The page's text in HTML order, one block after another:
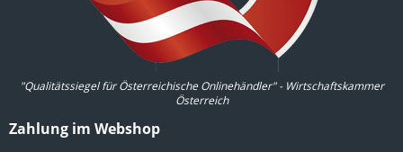
"Qualitätssiegel für Österreichische Onlinehändler" - Wirtschaftskammer
Österreich
Zahlung im Webshop